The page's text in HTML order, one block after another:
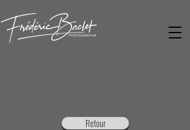
Retour